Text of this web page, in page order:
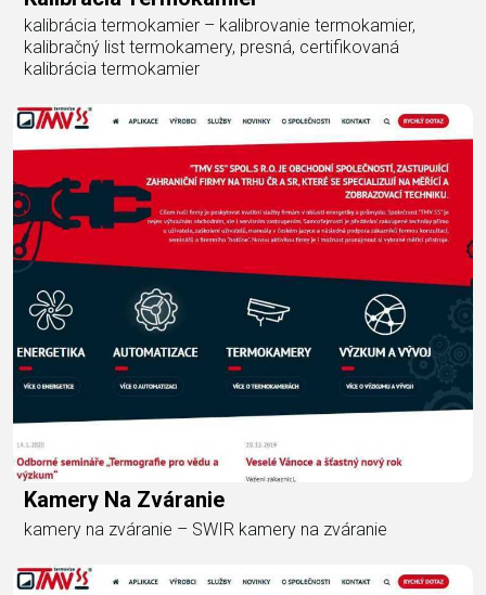
kalibrácia termokamier – kalibrovanie termokamier,
kalibračný list termokamery, presná, certifikovaná
kalibrácia termokamier
Kamery Na Zváranie
kamery na zváranie – SWIR kamery na zváranie